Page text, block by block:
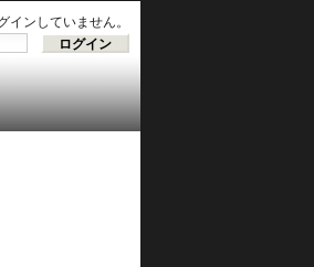
インしていません。